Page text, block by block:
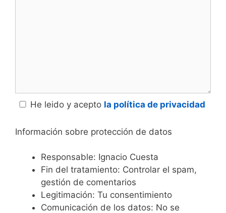
He leido y acepto la política de privacidad
Información sobre protección de datos
Responsable: Ignacio Cuesta
Fin del tratamiento: Controlar el spam,
gestión de comentarios
Legitimación: Tu consentimiento
Comunicación de los datos: No se